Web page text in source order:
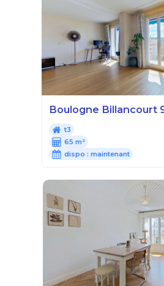
Boulogne Billancourt
t3
65 m²
dispo : maintenant